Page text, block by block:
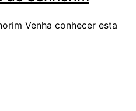
Venha conhecer esta